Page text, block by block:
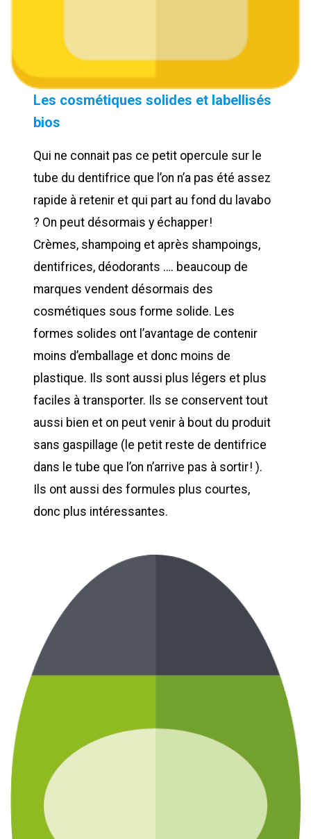
Les cosmétiques solides et labellisés
bios
Qui ne connait pas ce petit opercule sur le
tube du dentifrice que l’on n’a pas été assez
rapide à retenir et qui part au fond du lavabo
? On peut désormais y échapper !
Crèmes, shampoing et après shampoings,
dentifrices, déodorants …. beaucoup de
marques vendent désormais des
cosmétiques sous forme solide. Les
formes solides ont l’avantage de contenir
moins d’emballage et donc moins de
plastique. Ils sont aussi plus légers et plus
faciles à transporter. Ils se conservent tout
aussi bien et on peut venir à bout du produit
sans gaspillage (le petit reste de dentifrice
dans le tube que l’on n’arrive pas à sortir ! ).
Ils ont aussi des formules plus courtes,
donc plus intéressantes.